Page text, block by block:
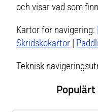
och visar vad som
Kartor för navigering:
Skridskokartor |
Teknisk